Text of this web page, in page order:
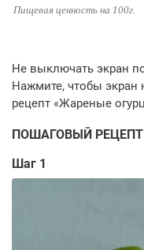
Пищевая ценность на 100г.
ПОШАГОВЫЙ РЕЦЕПТ
Шаг 1